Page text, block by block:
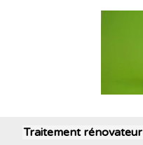
Traitement